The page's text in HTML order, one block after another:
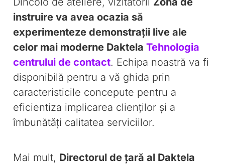
instruire va avea ocazia să
experimenteze demonstrații live ale
celor mai moderne DaktelaTehnologia
centrului de contact. Echipa noastră va fi
disponibilă pentru a vă ghida prin
caracteristicile concepute pentru a
eficientiza implicarea clienților și a
îmbunătăți calitatea serviciilor.
Mai mult, Directorul de țară al Daktela